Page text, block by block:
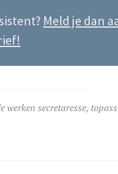
Meld je dan
werken secretaresse,